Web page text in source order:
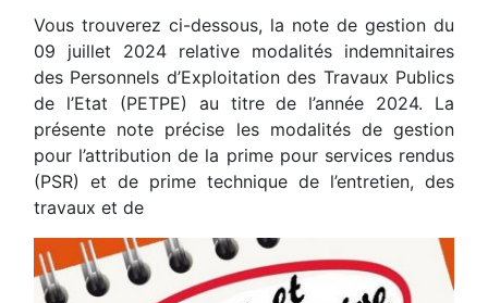
Vous trouverez ci-dessous, la note de gestion du
09 juillet 2024 relative modalités indemnitaires
des Personnels d’Exploitation des Travaux Publics
de l’Etat (PETPE) au titre de l’année 2024. La
présente note précise les modalités de gestion
pour l’attribution de la prime pour services rendus
(PSR) et de prime technique de l’entretien, des
travaux et de